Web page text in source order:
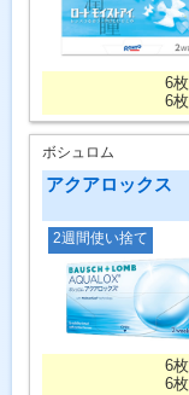
6
6
ボシュロム
アクアロックス
2週間使い捨て
6
6